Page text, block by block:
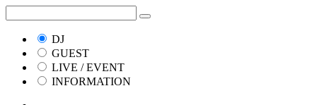
DJ
GUEST
LIVE / EVENT
INFORMATION